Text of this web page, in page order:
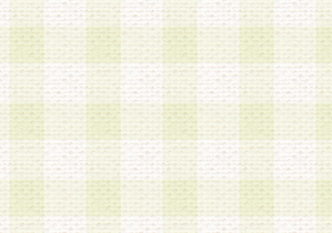
とします。なお、義務教育学齢に該
、登録時に 当社が別途定める方法
認手続きを行うものとします。
登録方法
続きは、会員登録希望者本人が行う
認められないものとします。
望者は、本規約に同意の後、当社指